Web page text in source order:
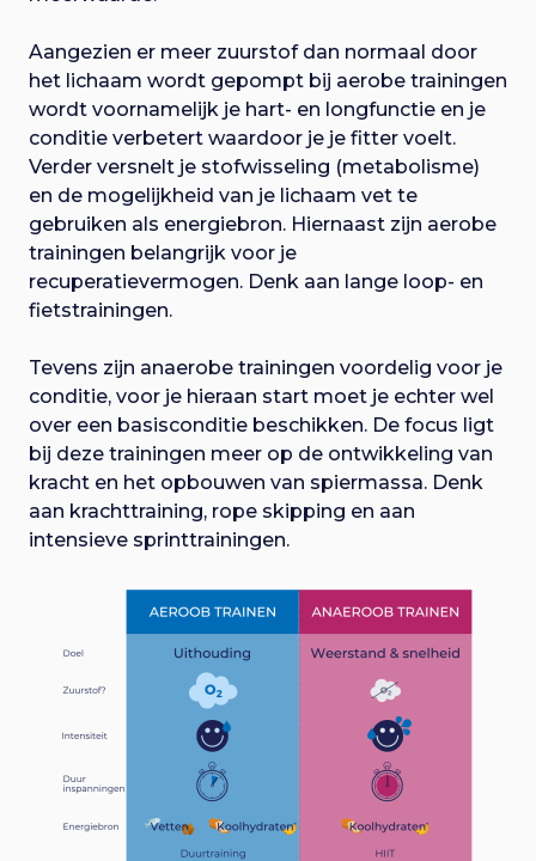
Aangezien er meer zuurstof dan normaal door
het lichaam wordt gepompt bij aerobe trainingen
wordt voornamelijk je hart- en longfunctie en je
conditie verbetert waardoor je je fitter voelt.
Verder versnelt je stofwisseling (metabolisme)
en de mogelijkheid van je lichaam vet te
gebruiken als energiebron. Hiernaast zijn aerobe
trainingen belangrijk voor je
recuperatievermogen. Denk aan lange loop- en
fietstrainingen.
Tevens zijn anaerobe trainingen voordelig voor je
conditie, voor je hieraan start moet je echter wel
over een basisconditie beschikken. De focus ligt
bij deze trainingen meer op de ontwikkeling van
kracht en het opbouwen van spiermassa. Denk
aan krachttraining, rope skipping en aan
intensieve sprinttrainingen.